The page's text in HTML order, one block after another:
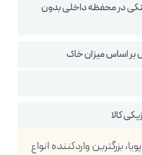
در محفظه داخلی بدون
اساس میزان خاک
کالا
بزرگترین واردکننده انواع